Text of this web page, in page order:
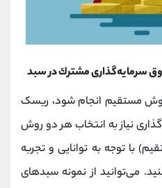
سرمايه‌گذارى مشترك در سبد
روش مستقیم انجام شود، ریسک
گذاری نیاز به انتخاب هر دو روش
با توجه به توانایی و تجربه
می‌توانید از نمونه سبدهای